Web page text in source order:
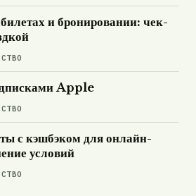
и бронировании: чек-
Apple
с кэшбэком для онлайн-
условий